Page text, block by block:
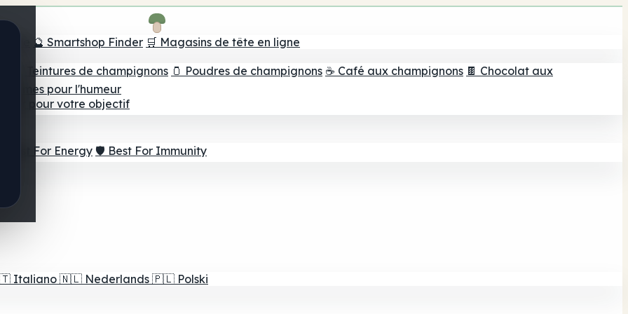
tête 🔮 Smartshop Finder 🛒 Magasins de tête en ligne
💧 Teintures de champignons 🫙 Poudres de champignons ☕ Café aux champignons 🍫 Chocolat aux
Gommes pour l'humeur
pour votre objectif
⚡ Best For Energy 🛡️ Best For Immunity
Italiano 🇳🇱 Nederlands 🇵🇱 Polski